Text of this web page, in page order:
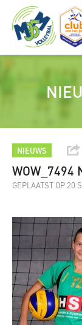
NIEUWS
WOW_7494
GEPLAATST OP 20